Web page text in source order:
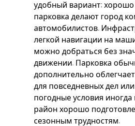
удобный вариант:
парковка делают город
автомобилистов.
легкой навигации на
можно добраться без
движении. Парковка
дополнительно
для повседневных дел
погодные условия
район хорошо
сезонным трудностям.